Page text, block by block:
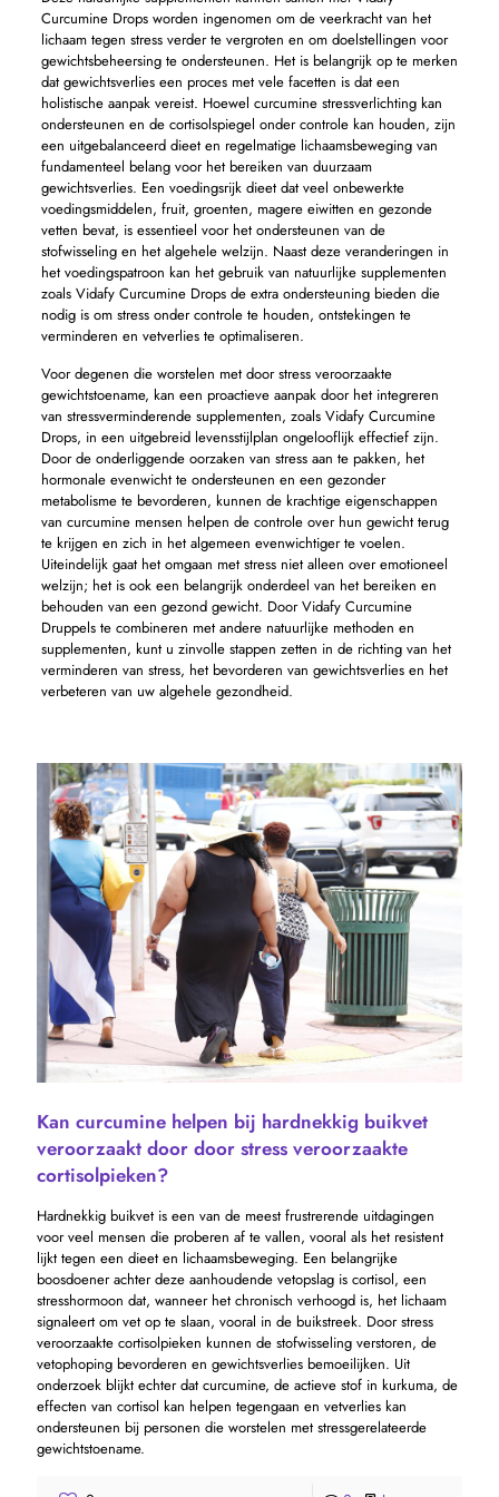
Curcumine Drops worden ingenomen om de veerkracht van het
lichaam tegen stress verder te vergroten en om doelstellingen voor
gewichtsbeheersing te ondersteunen. Het is belangrijk op te merken
dat gewichtsverlies een proces met vele facetten is dat een
holistische aanpak vereist. Hoewel curcumine stressverlichting kan
ondersteunen en de cortisolspiegel onder controle kan houden, zijn
een uitgebalanceerd dieet en regelmatige lichaamsbeweging van
fundamenteel belang voor het bereiken van duurzaam
gewichtsverlies. Een voedingsrijk dieet dat veel onbewerkte
voedingsmiddelen, fruit, groenten, magere eiwitten en gezonde
vetten bevat, is essentieel voor het ondersteunen van de
stofwisseling en het algehele welzijn. Naast deze veranderingen in
het voedingspatroon kan het gebruik van natuurlijke supplementen
zoals Vidafy Curcumine Drops de extra ondersteuning bieden die
nodig is om stress onder controle te houden, ontstekingen te
verminderen en vetverlies te optimaliseren.
Voor degenen die worstelen met door stress veroorzaakte
gewichtstoename, kan een proactieve aanpak door het integreren
van stressverminderende supplementen, zoals Vidafy Curcumine
Drops, in een uitgebreid levensstijlplan ongelooflijk effectief zijn.
Door de onderliggende oorzaken van stress aan te pakken, het
hormonale evenwicht te ondersteunen en een gezonder
metabolisme te bevorderen, kunnen de krachtige eigenschappen
van curcumine mensen helpen de controle over hun gewicht terug
te krijgen en zich in het algemeen evenwichtiger te voelen.
Uiteindelijk gaat het omgaan met stress niet alleen over emotioneel
welzijn; het is ook een belangrijk onderdeel van het bereiken en
behouden van een gezond gewicht. Door Vidafy Curcumine
Druppels te combineren met andere natuurlijke methoden en
supplementen, kunt u zinvolle stappen zetten in de richting van het
verminderen van stress, het bevorderen van gewichtsverlies en het
verbeteren van uw algehele gezondheid.
Kan curcumine helpen bij hardnekkig buikvet
veroorzaakt door door stress veroorzaakte
cortisolpieken?
Hardnekkig buikvet is een van de meest frustrerende uitdagingen
voor veel mensen die proberen af ​​te vallen, vooral als het resistent
lijkt tegen een dieet en lichaamsbeweging. Een belangrijke
boosdoener achter deze aanhoudende vetopslag is cortisol, een
stresshormoon dat, wanneer het chronisch verhoogd is, het lichaam
signaleert om vet op te slaan, vooral in de buikstreek. Door stress
veroorzaakte cortisolpieken kunnen de stofwisseling verstoren, de
vetophoping bevorderen en gewichtsverlies bemoeilijken. Uit
onderzoek blijkt echter dat curcumine, de actieve stof in kurkuma, de
effecten van cortisol kan helpen tegengaan en vetverlies kan
ondersteunen bij personen die worstelen met stressgerelateerde
gewichtstoename.